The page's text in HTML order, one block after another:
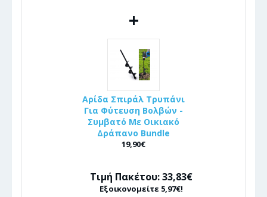
+
Αρίδα Σπιράλ Τρυπάνι
Για Φύτευση Βολβών -
Συμβατό Με Οικιακό
Δράπανο Bundle
19,90€
Τιμή Πακέτου: 33,83€
Εξοικονομείτε 5,97€!